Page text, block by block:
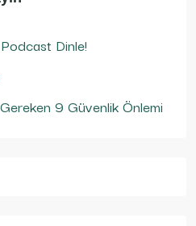
Dinle!
9 Güvenlik Önlemi